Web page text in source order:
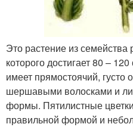
Это растение из семейства
которого достигает 80 –
имеет прямостоячий, густо
шершавыми волосками и
формы. Пятилистные
правильной формой и